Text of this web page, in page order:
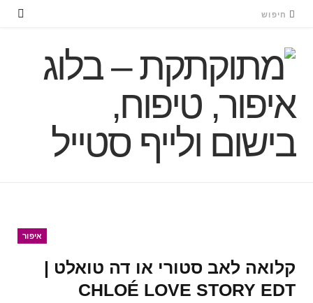
איפור
קלואה לאב סטורי או דה טואלט |
CHLOÉ LOVE STORY EDT